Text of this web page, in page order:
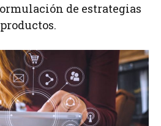
de estrategias